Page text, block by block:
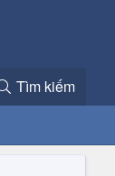
Tìm kiếm